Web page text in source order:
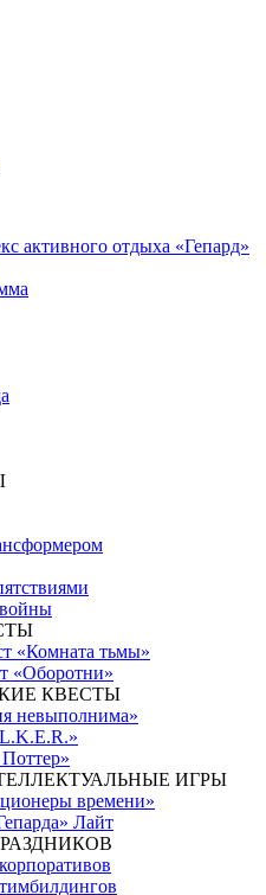
активного отдыха «Гепард»
«Комната тьмы»
«Оборотни»
КВЕСТЫ
невыполнима»
ИГРЫ
времени»
Лайт